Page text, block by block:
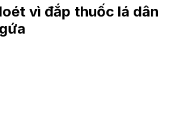
vì đắp thuốc lá dân